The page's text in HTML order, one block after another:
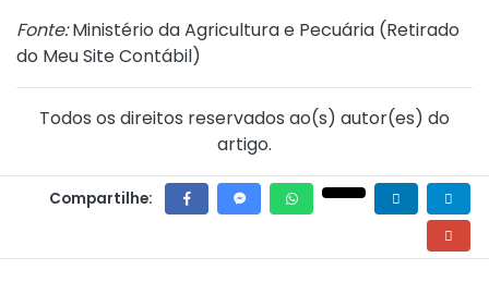
Fonte:Ministério da Agricultura e Pecuária (Retirado
do Meu Site Contábil)
Todos os direitos reservados ao(s) autor(es) do
artigo.
Compartilhe: